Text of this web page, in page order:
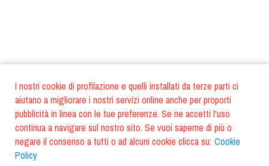
I nostri cookie di profilazione e quelli installati da terze parti ci
aiutano a migliorare i nostri servizi online anche per proporti
pubblicità in linea con le tue preferenze. Se ne accetti l'uso
continua a navigare sul nostro sito. Se vuoi saperne di più o
negare il consenso a tutti o ad alcuni cookie clicca su: Cookie
Policy